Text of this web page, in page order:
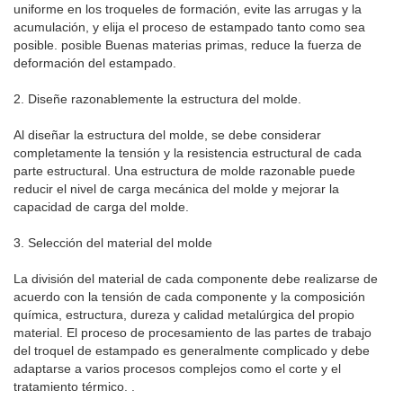
uniforme en los troqueles de formación, evite las arrugas y la
acumulación, y elija el proceso de estampado tanto como sea
posible. posible Buenas materias primas, reduce la fuerza de
deformación del estampado.
2. Diseñe razonablemente la estructura del molde.
Al diseñar la estructura del molde, se debe considerar
completamente la tensión y la resistencia estructural de cada
parte estructural. Una estructura de molde razonable puede
reducir el nivel de carga mecánica del molde y mejorar la
capacidad de carga del molde.
3. Selección del material del molde
La división del material de cada componente debe realizarse de
acuerdo con la tensión de cada componente y la composición
química, estructura, dureza y calidad metalúrgica del propio
material. El proceso de procesamiento de las partes de trabajo
del troquel de estampado es generalmente complicado y debe
adaptarse a varios procesos complejos como el corte y el
tratamiento térmico. .